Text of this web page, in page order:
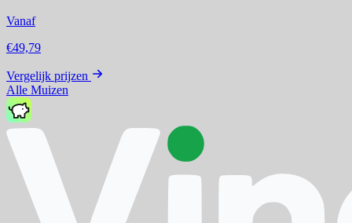
Vanaf
€49,79
Vergelijk prijzen
Alle Muizen